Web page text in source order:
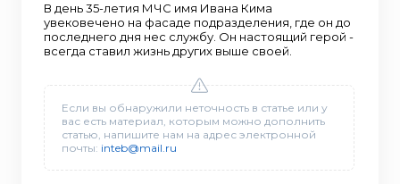
В день 35-летия МЧС имя Ивана Кима
увековечено на фасаде подразделения, где он до
последнего дня нес службу. Он настоящий герой -
всегда ставил жизнь других выше своей.
Если вы обнаружили неточность в статье или у
вас есть материал, которым можно дополнить
статью, напишите нам на адрес электронной
почты: inteb@mail.ru